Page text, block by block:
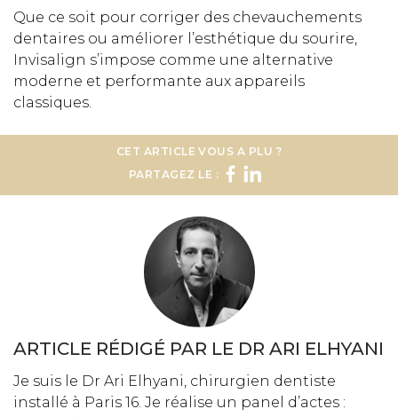
Que ce soit pour corriger des chevauchements
dentaires ou améliorer l’esthétique du sourire,
Invisalign s’impose comme une alternative
moderne et performante aux appareils
classiques.
CET ARTICLE VOUS A PLU ?
PARTAGEZ LE :
ARTICLE RÉDIGÉ PAR LE DR ARI ELHYANI
Je suis le Dr Ari Elhyani, chirurgien dentiste
installé à Paris 16. Je réalise un panel d’actes :